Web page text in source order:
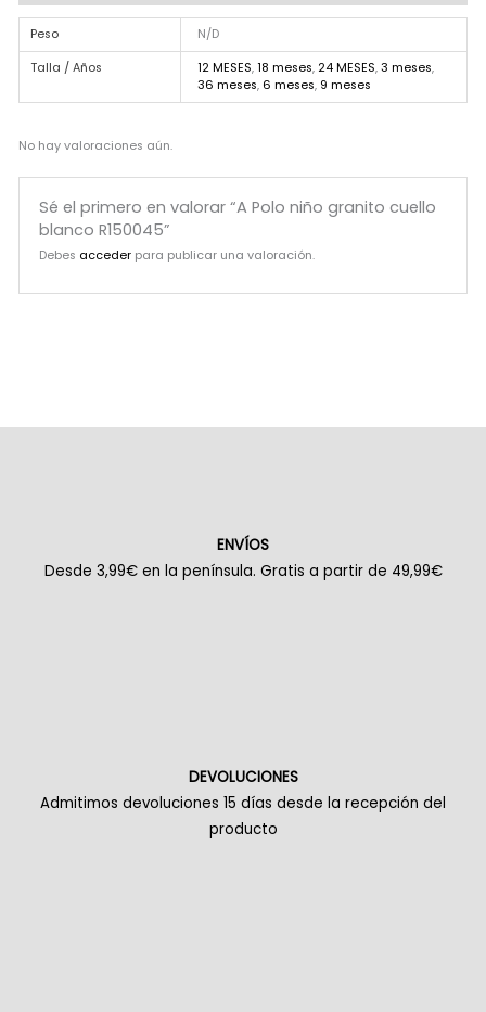
Peso N/D
Talla / Años 12 MESES, 18 meses, 24 MESES, 3 meses,
36 meses, 6 meses, 9 meses
No hay valoraciones aún.
Sé el primero en valorar “A Polo niño granito cuello
blanco R150045”
Debes acceder para publicar una valoración.
ENVÍOS
Desde 3,99€ en la península. Gratis a partir de 49,99€
DEVOLUCIONES
Admitimos devoluciones 15 días desde la recepción del
producto